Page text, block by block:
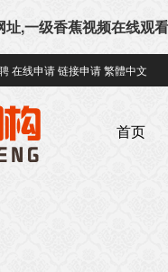
,一级香蕉视频在线观看
在线申请链接申请繁體中文
首页